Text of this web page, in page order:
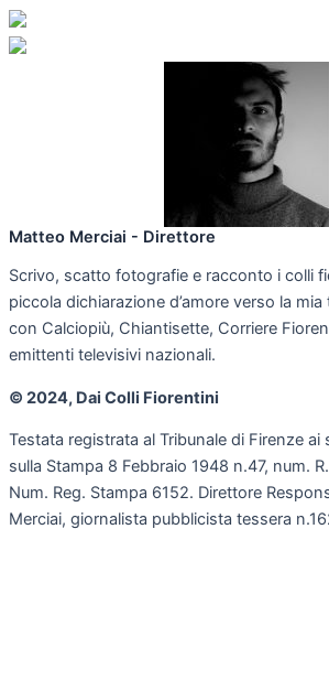
Matteo Merciai - Direttore
Scrivo, scatto fotografie e racconto i colli
piccola dichiarazione d’amore verso la
con Calciopiù, Chiantisette, Corriere
emittenti televisivi nazionali.
© 2024, Dai Colli Fiorentini
Testata registrata al Tribunale di Firenze ai
sulla Stampa 8 Febbraio 1948 n.47, num.
Num. Reg. Stampa 6152. Direttore
Merciai, giornalista pubblicista tessera